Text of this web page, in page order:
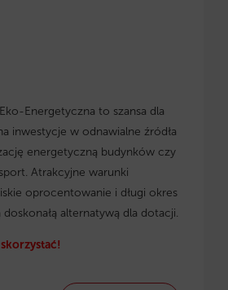
Energetyczna to szansa dla
inwestycje w odnawialne źródła
energetyczną budynków czy
Atrakcyjne warunki
oprocentowanie i długi okres
doskonałą alternatywą dla dotacji.